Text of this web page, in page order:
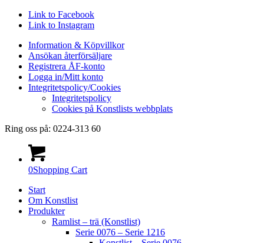
Link to Facebook
Link to Instagram
Information & Köpvillkor
Ansökan återförsäljare
Registrera ÅF-konto
Logga in/Mitt konto
Integritetspolicy/Cookies
Integritetspolicy
Cookies på Konstlists webbplats
Ring oss på: 0224-313 60
0Shopping Cart
Start
Om Konstlist
Produkter
Ramlist – trä (Konstlist)
Serie 0076 – Serie 1216